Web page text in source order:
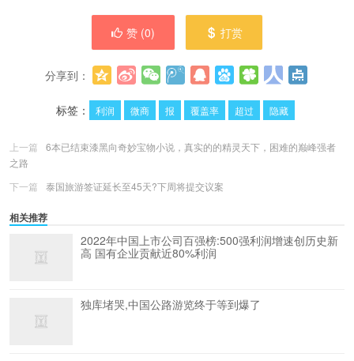
赞 (0) 打赏
分享到：
标签：
利润 微商 报 覆盖率 超过 隐藏
上一篇
6本已结束漆黑向奇妙宝物小说，真实的的精灵天下，困难的巅峰强者
之路
下一篇
泰国旅游签证延长至45天?下周将提交议案
相关推荐
2022年中国上市公司百强榜:500强利润增速创历史新
高 国有企业贡献近80%利润
独库堵哭,中国公路游览终于等到爆了